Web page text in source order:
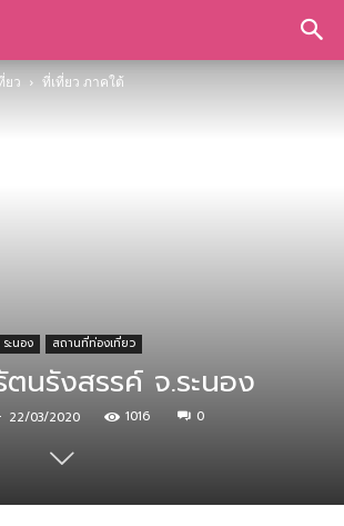
ยว ที่เที่ยว ภาคใต้
ะนอง สถานที่ท่องเที่ยว
ตนรังสรรค์ จ.ระนอง
22/03/2020 1016 0